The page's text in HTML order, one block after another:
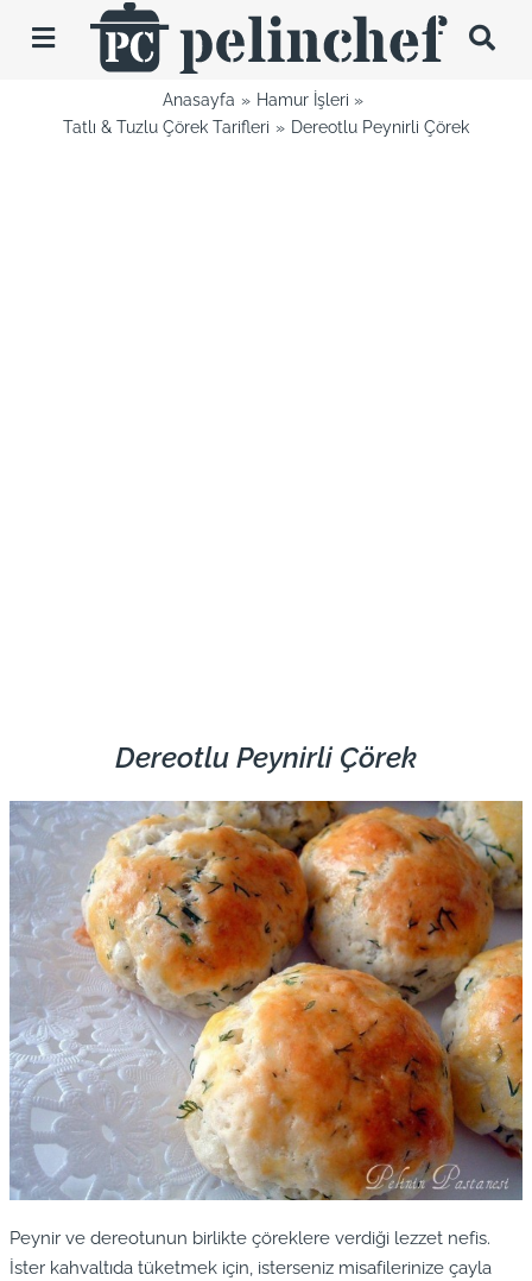
Toggle
Navigation
Anasayfa
Hamur İşleri
Tatlı & Tuzlu Çörek Tarifleri
Dereotlu Peynirli Çörek
Dereotlu Peynirli Çörek
Peynir ve dereotunun birlikte çöreklere verdiği lezzet nefis.
İster kahvaltıda tüketmek için, isterseniz misafilerinize çayla